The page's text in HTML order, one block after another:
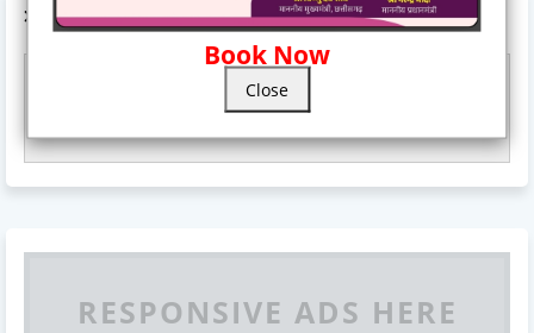
Book Now
Close
AD CODE
Responsive Advertisement
RESPONSIVE ADS HERE